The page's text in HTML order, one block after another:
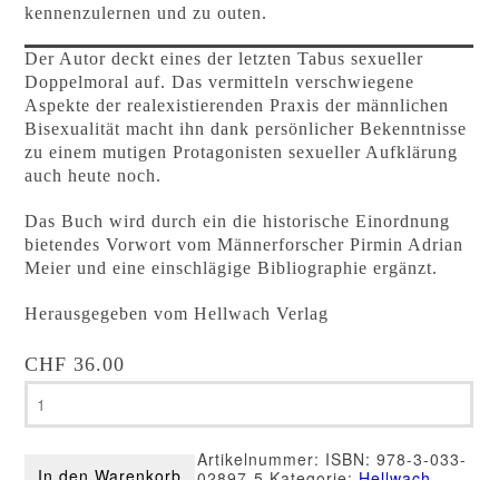
kennenzulernen und zu outen.
Der Autor deckt eines der letzten Tabus sexueller
Doppelmoral auf. Das vermitteln verschwiegene
Aspekte der realexistierenden Praxis der männlichen
Bisexualität macht ihn dank persönlicher Bekenntnisse
zu einem mutigen Protagonisten sexueller Aufklärung
auch heute noch.
Das Buch wird durch ein die historische Einordnung
bietendes Vorwort vom Männerforscher Pirmin Adrian
Meier und eine einschlägige Bibliographie ergänzt.
Herausgegeben vom Hellwach Verlag
CHF 36.00
Adriano
Kick
Leidenschaft
In den Warenkorb
Artikelnummer: ISBN: 978-3-033-